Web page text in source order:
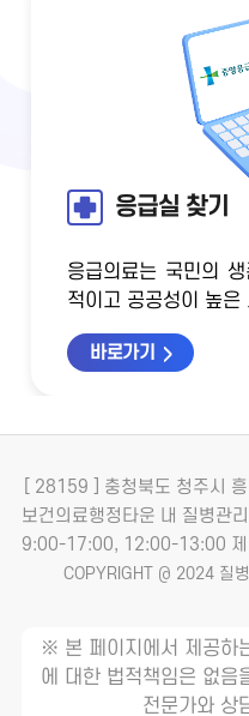
응급실 찾기
응급의료는 국민의
적이고 공공성이 높은
바로가기
[ 28159 ] 충청북도 청주시
보건의료행정타운 내 질병관
9:00-17:00, 12:00-13:00 제
COPYRIGHT @ 2024 질
※ 본 페이지에서 제공하
에 대한 법적책임은 없음
전문가와 상